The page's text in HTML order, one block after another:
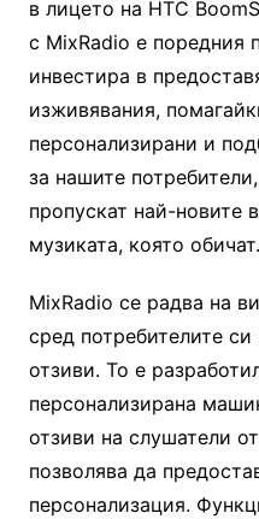
в лицето на HTC
с MixRadio е поредния
инвестира в
изживявания,
персонализирани и
за нашите
пропускат най-новите
музиката, която
MixRadio се радва на
сред потребителите
отзиви. То е
персонализирана
отзиви на слушатели
позволява да
персонализация.